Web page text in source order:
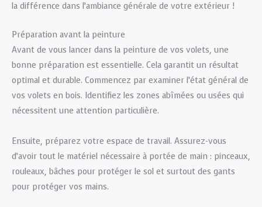
la différence dans l’ambiance générale de votre extérieur !
Préparation avant la peinture
Avant de vous lancer dans la peinture de vos volets, une
bonne préparation est essentielle. Cela garantit un résultat
optimal et durable. Commencez par examiner l’état général de
vos volets en bois. Identifiez les zones abîmées ou usées qui
nécessitent une attention particulière.
Ensuite, préparez votre espace de travail. Assurez-vous
d’avoir tout le matériel nécessaire à portée de main : pinceaux,
rouleaux, bâches pour protéger le sol et surtout des gants
pour protéger vos mains.